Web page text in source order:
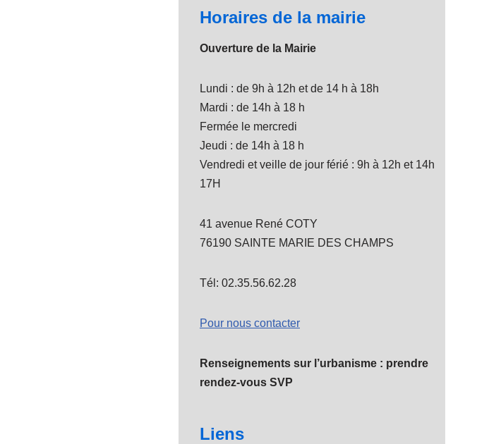
Horaires de la mairie
Ouverture de la Mairie
Lundi : de 9h à 12h et de 14 h à 18h
Mardi : de 14h à 18 h
Fermée le mercredi
Jeudi : de 14h à 18 h
Vendredi et veille de jour férié : 9h à 12h et 14h
17H
41 avenue René COTY
76190 SAINTE MARIE DES CHAMPS
Tél: 02.35.56.62.28
Pour nous contacter
Renseignements sur l’urbanisme : prendre
rendez-vous SVP
Liens